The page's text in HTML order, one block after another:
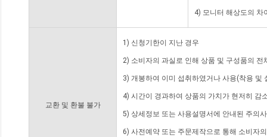
4) 모니터 해상도의 차
교환 및 환불 불가
1) 신청기한이 지난 경우
2) 소비자의 과실로 인해 상품 및 구성품의
3) 개봉하여 이미 섭취하였거나 사용(착용 및
4) 시간이 경과하여 상품의 가치가 현저히 감
5) 상세정보 또는 사용설명서에 안내된 주의
6) 사전예약 또는 주문제작으로 통해 소비자